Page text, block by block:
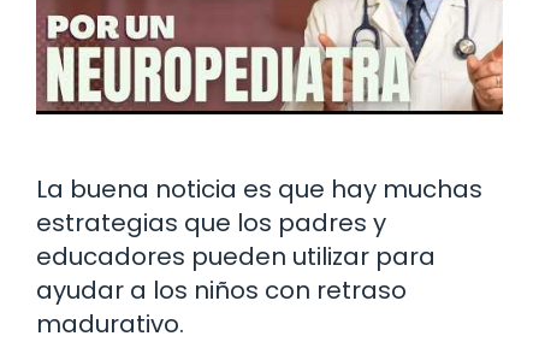
La buena noticia es que hay muchas
estrategias que los padres y
educadores pueden utilizar para
ayudar a los niños con retraso
madurativo.